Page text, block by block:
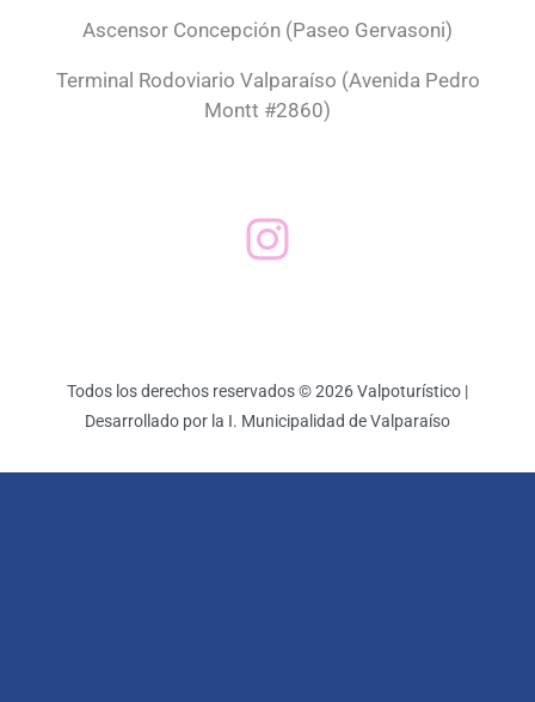
Ascensor Concepción (Paseo Gervasoni)
Terminal Rodoviario Valparaíso (Avenida Pedro
Montt #2860)
Todos los derechos reservados © 2026 Valpoturístico |
Desarrollado por la I. Municipalidad de Valparaíso